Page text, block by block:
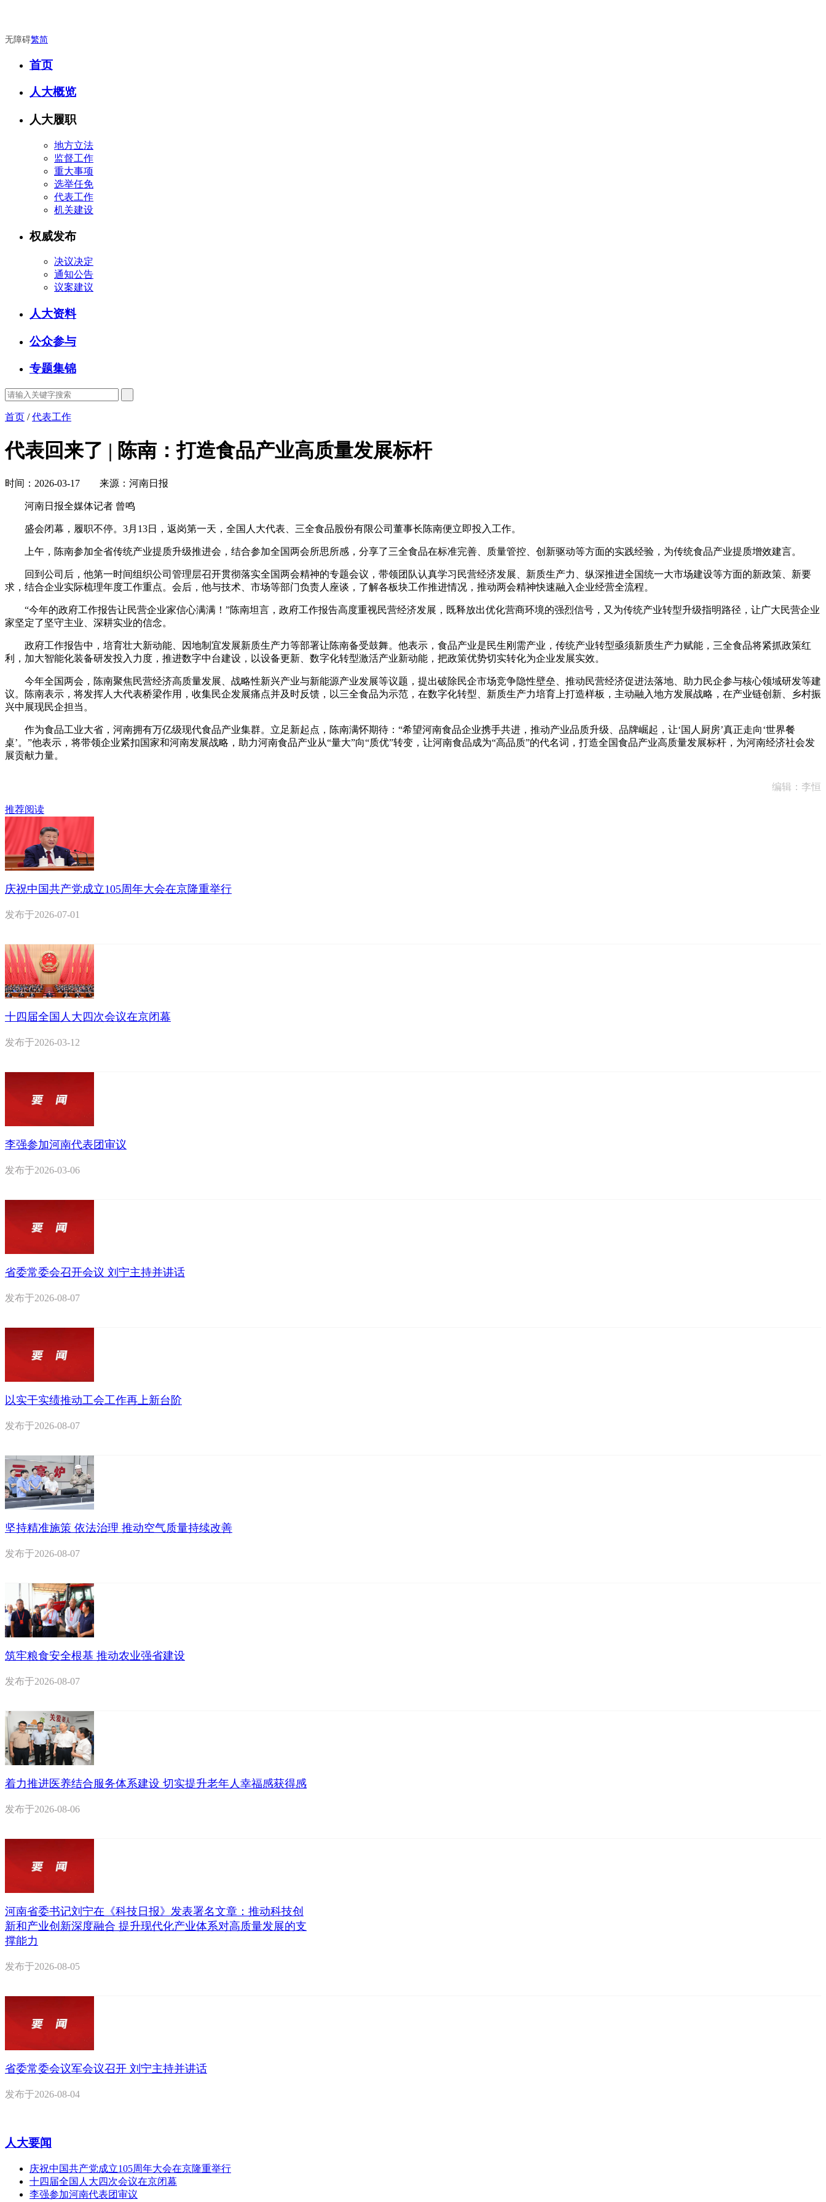
无障碍繁简
首页
人大概览
人大履职
地方立法
监督工作
重大事项
选举任免
代表工作
机关建设
权威发布
决议决定
通知公告
议案建议
人大资料
公众参与
专题集锦
首页 /代表工作
代表回来了 | 陈南：打造食品产业高质量发展标杆
时间：2026-03-17 来源：河南日报
河南日报全媒体记者 曾鸣
盛会闭幕，履职不停。3月13日，返岗第一天，全国人大代表、三全食品股份有限公司董事长陈南便立即投入工作。
上午，陈南参加全省传统产业提质升级推进会，结合参加全国两会所思所感，分享了三全食品在标准完善、质量管控、创新驱动等方面的实践经验，为传统食品产业提质增效建言。
回到公司后，他第一时间组织公司管理层召开贯彻落实全国两会精神的专题会议，带领团队认真学习民营经济发展、新质生产力、纵深推进全国统一大市场建设等方面的新政策、新要
求，结合企业实际梳理年度工作重点。会后，他与技术、市场等部门负责人座谈，了解各板块工作推进情况，推动两会精神快速融入企业经营全流程。
“今年的政府工作报告让民营企业家信心满满！”陈南坦言，政府工作报告高度重视民营经济发展，既释放出优化营商环境的强烈信号，又为传统产业转型升级指明路径，让广大民营企业
家坚定了坚守主业、深耕实业的信念。
政府工作报告中，培育壮大新动能、因地制宜发展新质生产力等部署让陈南备受鼓舞。他表示，食品产业是民生刚需产业，传统产业转型亟须新质生产力赋能，三全食品将紧抓政策红
利，加大智能化装备研发投入力度，推进数字中台建设，以设备更新、数字化转型激活产业新动能，把政策优势切实转化为企业发展实效。
今年全国两会，陈南聚焦民营经济高质量发展、战略性新兴产业与新能源产业发展等议题，提出破除民企市场竞争隐性壁垒、推动民营经济促进法落地、助力民企参与核心领域研发等建
议。陈南表示，将发挥人大代表桥梁作用，收集民企发展痛点并及时反馈，以三全食品为示范，在数字化转型、新质生产力培育上打造样板，主动融入地方发展战略，在产业链创新、乡村振
兴中展现民企担当。
作为食品工业大省，河南拥有万亿级现代食品产业集群。立足新起点，陈南满怀期待：“希望河南食品企业携手共进，推动产业品质升级、品牌崛起，让‘国人厨房’真正走向‘世界餐
桌’。”他表示，将带领企业紧扣国家和河南发展战略，助力河南食品产业从“量大”向“质优”转变，让河南食品成为“高品质”的代名词，打造全国食品产业高质量发展标杆，为河南经济社会发
展贡献力量。
编辑：李恒
推荐阅读
庆祝中国共产党成立105周年大会在京隆重举行
发布于2026-07-01
十四届全国人大四次会议在京闭幕
发布于2026-03-12
李强参加河南代表团审议
发布于2026-03-06
省委常委会召开会议 刘宁主持并讲话
发布于2026-08-07
以实干实绩推动工会工作再上新台阶
发布于2026-08-07
坚持精准施策 依法治理 推动空气质量持续改善
发布于2026-08-07
筑牢粮食安全根基 推动农业强省建设
发布于2026-08-07
着力推进医养结合服务体系建设 切实提升老年人幸福感获得感
发布于2026-08-06
河南省委书记刘宁在《科技日报》发表署名文章：推动科技创
新和产业创新深度融合 提升现代化产业体系对高质量发展的支
撑能力
发布于2026-08-05
省委常委会议军会议召开 刘宁主持并讲话
发布于2026-08-04
人大要闻
庆祝中国共产党成立105周年大会在京隆重举行
十四届全国人大四次会议在京闭幕
李强参加河南代表团审议